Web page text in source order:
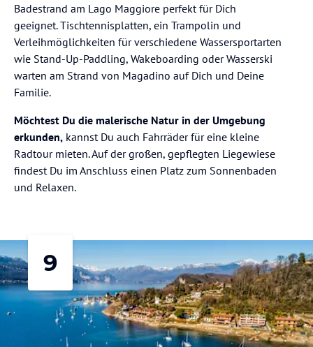
Badestrand am Lago Maggiore perfekt für Dich
geeignet. Tischtennisplatten, ein Trampolin und
Verleihmöglichkeiten für verschiedene Wassersportarten
wie Stand-Up-Paddling, Wakeboarding oder Wasserski
warten am Strand von Magadino auf Dich und Deine
Familie.
Möchtest Du die malerische Natur in der Umgebung
erkunden, kannst Du auch Fahrräder für eine kleine
Radtour mieten. Auf der großen, gepflegten Liegewiese
findest Du im Anschluss einen Platz zum Sonnenbaden
und Relaxen.
9